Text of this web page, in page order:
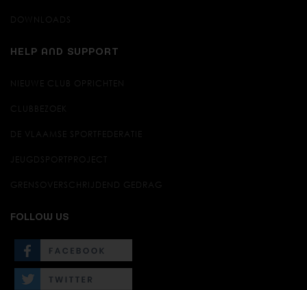
DOWNLOADS
HELP AND SUPPORT
NIEUWE CLUB OPRICHTEN
CLUBBEZOEK
DE VLAAMSE SPORTFEDERATIE
JEUGDSPORTPROJECT
GRENSOVERSCHRIJDEND GEDRAG
FOLLOW US